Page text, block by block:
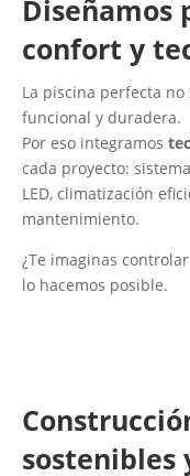
Diseñamos
confort y
La piscina perfecta
funcional y duradera.
Por eso integramos
cada proyecto:
LED, climatización
mantenimiento.
¿Te imaginas
lo hacemos posible.
sostenibles